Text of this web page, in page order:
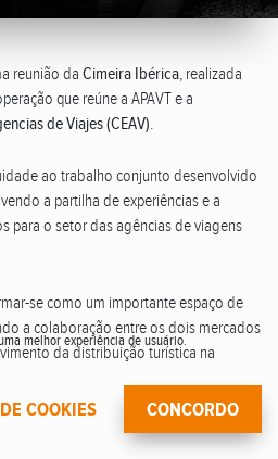
reunião da Cimeira Ibérica, realizada
que reúne a APAVT e a
de Viajes (CEAV).
ao trabalho conjunto desenvolvido
a partilha de experiências e a
para o setor das agências de viagens
se como um importante espaço de
a colaboração entre os dois mercados
da distribuição turística na
melhor experiência de usuário.
COOKIES CONCORDO